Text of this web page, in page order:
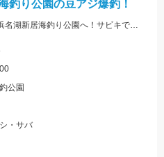
釣り公園の豆アジ爆釣！
今回は昼過ぎにゆっくり食材確保で浜名湖新居海釣り公園へ！サビキでアジやサバ、イワシが大漁！！！
公園
・サバ